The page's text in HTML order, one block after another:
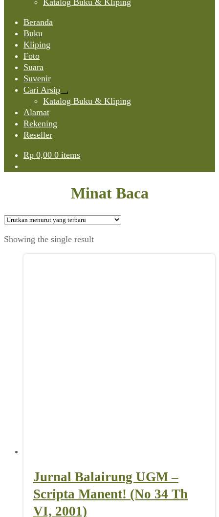
Katalog Buku & Kliping
Beranda
Buku
Kliping
Foto
Suara
Suvenir
Cari Arsip
Expand
child
Katalog Buku & Kliping
Alamat
Rekening
Reseller
Rp 0,00 0 items
Minat Baca
Showing the single result
Jurnal Balairung UGM –
Scripta Manent! (No 34 Th
VI, 2001)